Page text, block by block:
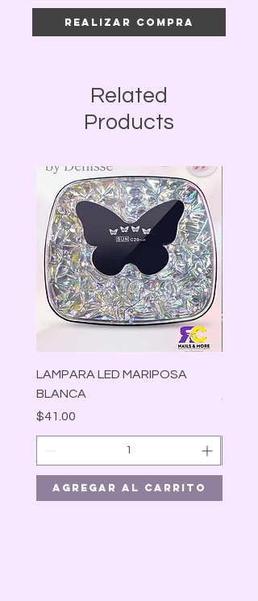
Realizar compra
Related
Products
LAMPARA LED MARIPOSA
BLANCA
Precio
$41.00
Agregar al carrito
Precio
$30.00